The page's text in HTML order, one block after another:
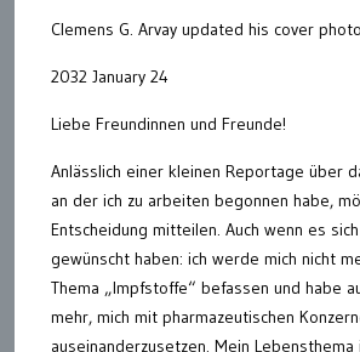
Clemens G. Arvay updated his cover
2032 January 24
Liebe Freundinnen und Freunde!
Anlässlich einer kleinen Reportage über
an der ich zu arbeiten begonnen habe,
Entscheidung mitteilen. Auch wenn es
gewünscht haben: ich werde mich nicht
Thema „Impfstoffe“ befassen und habe
mehr, mich mit pharmazeutischen
auseinanderzusetzen. Mein